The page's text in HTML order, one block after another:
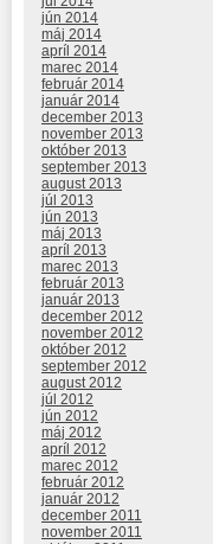
jún 2014
máj 2014
apríl 2014
marec 2014
február 2014
január 2014
december 2013
november 2013
október 2013
september 2013
august 2013
júl 2013
jún 2013
máj 2013
apríl 2013
marec 2013
február 2013
január 2013
december 2012
november 2012
október 2012
september 2012
august 2012
júl 2012
jún 2012
máj 2012
apríl 2012
marec 2012
február 2012
január 2012
december 2011
november 2011